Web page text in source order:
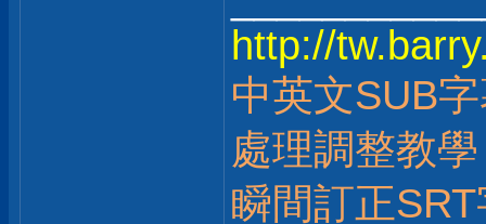
http://
中英文SUB
處理調整教學
瞬間訂正